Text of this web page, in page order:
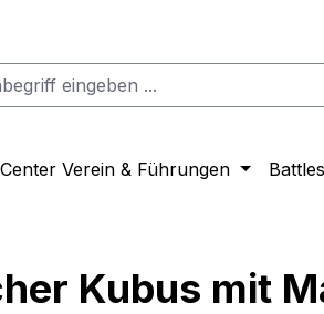
Verein & Führungen
Kubus mit